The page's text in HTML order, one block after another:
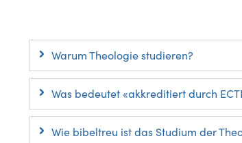
Warum Theologie studieren?
Was bedeutet «akkreditiert durch
Wie bibeltreu ist das Studium der